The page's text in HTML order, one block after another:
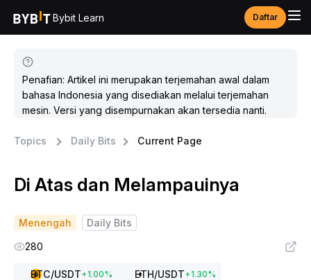
Bybit Learn Daftar
Penafian: Artikel ini merupakan terjemahan awal dalam
bahasa Indonesia yang disediakan melalui terjemahan
mesin. Versi yang disempurnakan akan tersedia nanti.
Topics Daily Bits Current Page
Di Atas dan Melampauinya
Menengah
Daily Bits
280
BTC/USDT+1.00% ETH/USDT+1.30%